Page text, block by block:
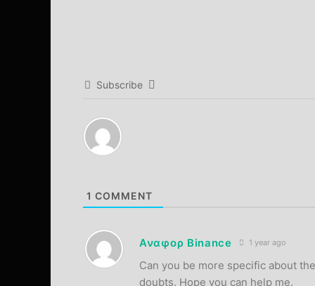
Subscribe
1 COMMENT
Αναφορ Binance 1 year ago
Can you be more specific about
doubts. Hope you can help me.